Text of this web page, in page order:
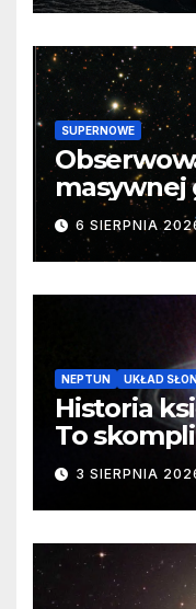
SUPERNOWE
masywnej
samego
cenne
6 SIERPNIA
NEPTUN UKŁAD
Historia
To
3 SIERPNIA